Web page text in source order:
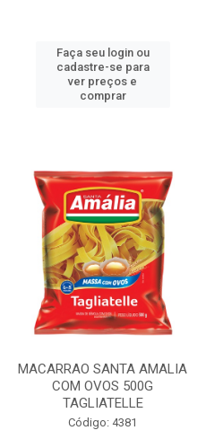
Faça seu login ou
cadastre-se para
ver preços e
comprar
MACARRAO SANTA AMALIA
COM OVOS 500G
TAGLIATELLE
Código: 4381